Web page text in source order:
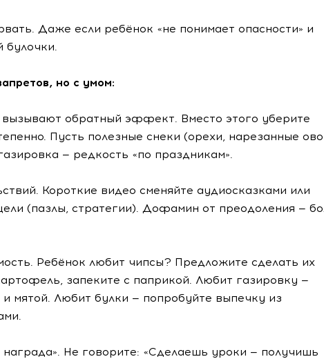
Даже если ребёнок «не понимает опасности» и
булочки.
но с умом:
обратный эффект. Вместо этого уберите
Пусть полезные снеки (орехи, нарезанные
— редкость «по праздникам».
Короткие видео сменяйте аудиосказками или
(пазлы, стратегии). Дофамин от преодоления —
Ребёнок любит чипсы? Предложите сделать их
запеките с паприкой. Любит газировку —
мятой. Любит булки — попробуйте выпечку из
Не говорите: «Сделаешь уроки — получишь